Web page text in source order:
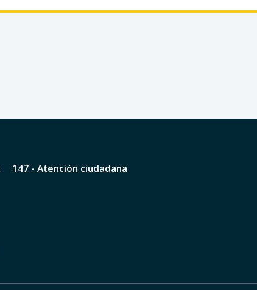
147 - Atención ciudadana